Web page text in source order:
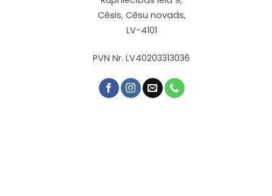
Cēsis, Cēsu novads,
LV-4101
PVN Nr. LV40203313036